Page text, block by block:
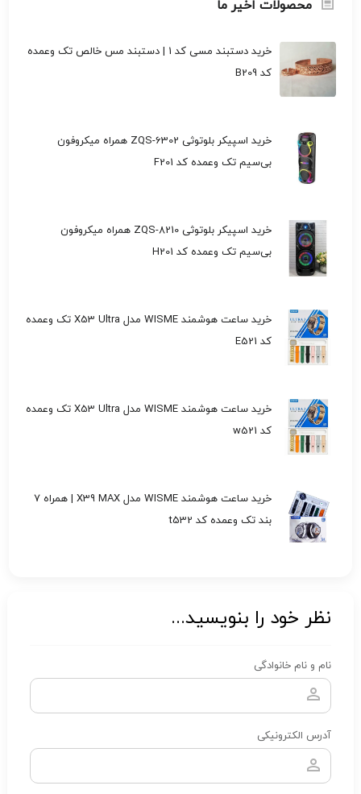
محصولات اخیر ما
خرید دستبند مسی کد 1 | دستبند مس خالص تک وعمده
کد B209
خرید اسپیکر بلوتوثی ZQS-6302 همراه میکروفون
بی‌سیم تک وعمده کد F201
خرید اسپیکر بلوتوثی ZQS-8210 همراه میکروفون
بی‌سیم تک وعمده کد H201
خرید ساعت هوشمند WISME مدل X53 Ultra تک وعمده
کد E521
خرید ساعت هوشمند WISME مدل X53 Ultra تک وعمده
کد w521
خرید ساعت هوشمند WISME مدل X39 MAX | همراه 7
بند تک وعمده کد t532
نظر خود را بنویسید...
نام و نام خانوادگی
آدرس الکترونیکی